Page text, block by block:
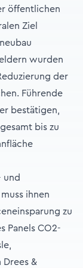
öffentlichen
Ziel
wurden
der
Führende
bestätigen,
bis zu
und
ihnen
zu
Panels CO2-
&